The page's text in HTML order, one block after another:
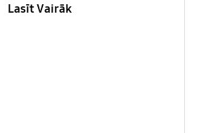
Lasīt Vairāk